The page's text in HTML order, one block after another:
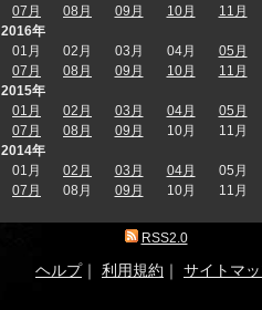
07月
08月 09月 10月 11月
2016年
01月
02月 03月 04月 05月
07月
08月 09月 10月 11月
2015年
01月
02月 03月 04月 05月
07月
08月 09月 10月 11月
2014年
01月
02月 03月 04月 05月
07月
08月 09月 10月 11月
RSS2.0
ヘルプ｜ 利用規約 ｜ サイトマ